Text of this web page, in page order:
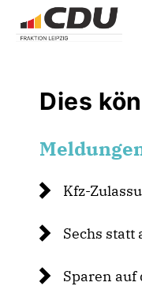
Dies
Kfz-
Sechs statt
Sparen auf